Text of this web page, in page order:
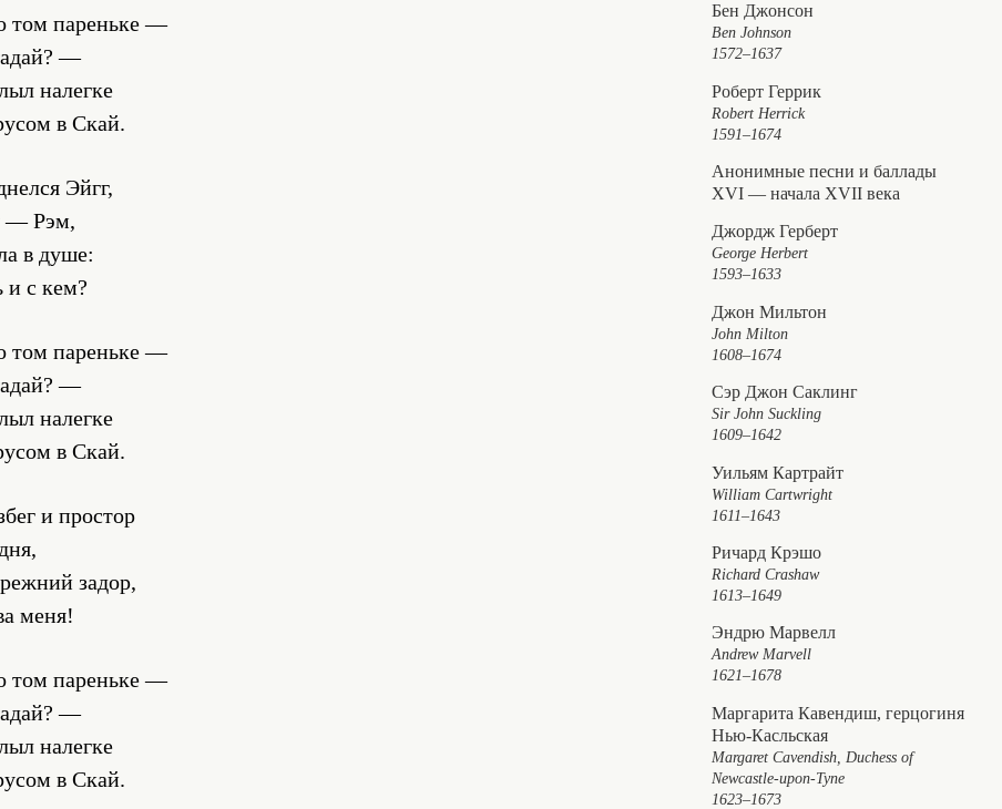
том пареньке —
—
налегке
в Скай.
Эйгг,
— Рэм,
в душе:
и с кем?
том пареньке —
—
налегке
в Скай.
и простор
задор,
меня!
том пареньке —
—
налегке
в Скай.
Бен Джонсон
Ben Johnson
1572–1637
Роберт Геррик
Robert Herrick
1591–1674
Анонимные песни и баллады
XVI — начала XVII векa
Джордж Герберт
George Herbert
1593–1633
Джон Мильтон
John Milton
1608–1674
Сэр Джон Саклинг
Sir John Suckling
1609–1642
Уильям Картрайт
William Cartwright
1611–1643
Ричард Крэшо
Richard Crashaw
1613–1649
Эндрю Марвелл
Andrew Marvell
1621–1678
Маргарита Кавендиш, герцогиня
Нью-Касльская
Margaret Cavendish, Duchess of
Newcastle-upon-Tyne
1623–1673